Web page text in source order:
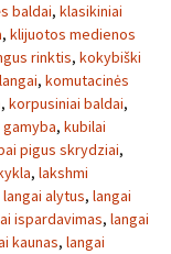
baldai, klasikiniai
, klijuotos medienos
rinktis, kokybiški
, komutacinės
, korpusiniai baldai,
, kubilai
pigus skrydziai,
, lakshmi
langai alytus, langai
ispardavimas, langai
kaunas, langai